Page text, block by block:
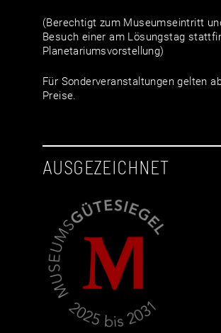
(Berechtigt zum Museumseintritt
Besuch einer am Lösungstag
Planetariumsvorstellung)
Für Sonderveranstaltungen gelten
Preise.
AUSGEZEICHNET